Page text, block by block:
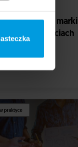
na rzecz
– marki
na wartościach
praktyce